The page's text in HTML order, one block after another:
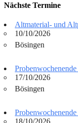
Nächste Termine
Altmaterial- und
10/10/2026
Bösingen
Probenwochenende
17/10/2026
Bösingen
18/10/2026